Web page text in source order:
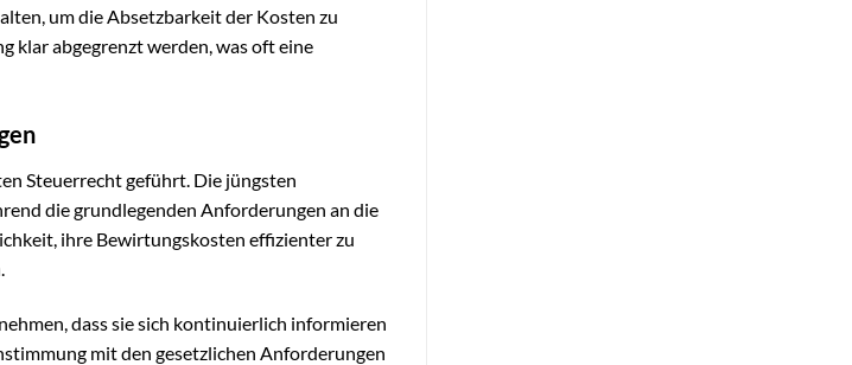
um die Absetzbarkeit der Kosten zu
klar abgegrenzt werden, was oft eine
Steuerrecht geführt. Die jüngsten
die grundlegenden Anforderungen an die
ihre Bewirtungskosten effizienter zu
dass sie sich kontinuierlich informieren
mit den gesetzlichen Anforderungen